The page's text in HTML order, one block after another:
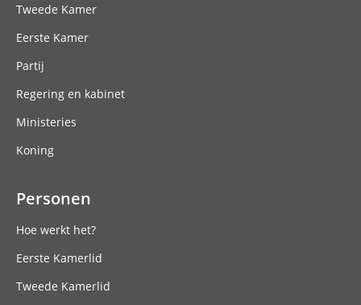
Tweede Kamer
Eerste Kamer
Partij
Regering en kabinet
Ministeries
Koning
Personen
Hoe werkt het?
Eerste Kamerlid
Tweede Kamerlid